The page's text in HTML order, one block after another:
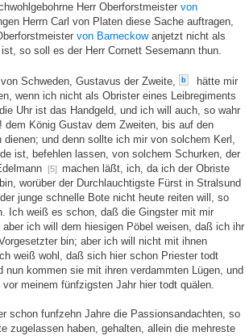
Herr Oberforstmeister von
Herrn Carl von Platen diese Sache auftragen,
von Barneckowanjetzt nicht als
so soll es der Herr Cornett Sesemann thun.
Schweden, Gustavus der Zweite, b
hätte mir
wenn ich nicht als Obrister eines Leibregiments
Uhr ist das Handgeld, und ich will auch, so wahr
dem König Gustav dem Zweiten, bis auf den
dienen; und denn sollte ich mir von solchem Kerl,
ist, befehlen lassen, von solchem Schurken, der
[5] machen läßt, ich, da ich der Obriste
worüber der Durchlauchtigste Fürst in Stralsund
junge schnelle Bote nicht heute reiten will, so
Ich weiß es schon, daß die Gingster mit mir
ich will dem hiesigen Pöbel weisen, daß ich ihr
bin; aber ich will nicht mit ihnen
weiß wohl, daß sich hier schon Priester todt
nun kommen sie mit ihren verdammten Lügen, und
meinem fünfzigsten Jahr hier todt quälen.
schon funfzehn Jahre die Passionsandachten, so
zugelassen haben, gehalten, allein die mehreste